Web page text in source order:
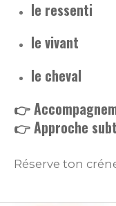
le ressenti
le vivant
le cheval
👉
👉 Approche
Réserve ton